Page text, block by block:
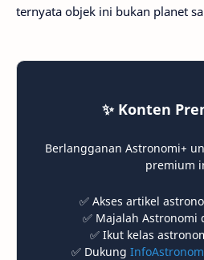
ternyata objek ini bukan planet
✨ Konten
Berlangganan Astronomi+
premium
✅ Akses artikel
✅ Majalah Astronomi
✅ Ikut kelas
✅ Dukung